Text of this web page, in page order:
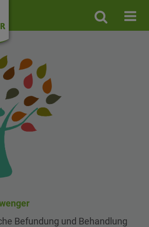
Site
search
Befundung und Behandlung